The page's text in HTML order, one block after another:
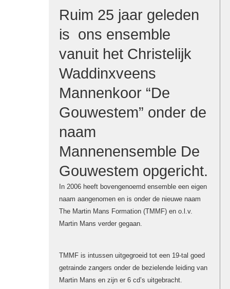
Ruim 25 jaar geleden
is ons ensemble
vanuit het Christelijk
Waddinxveens
Mannenkoor “De
Gouwestem” onder de
naam
Mannenensemble De
Gouwestem opgericht.
In 2006 heeft bovengenoemd ensemble een eigen
naam aangenomen en is onder de nieuwe naam
The Martin Mans Formation (TMMF) en o.l.v.
Martin Mans verder gegaan.
TMMF is intussen uitgegroeid tot een 19-tal goed
getrainde zangers onder de bezielende leiding van
Martin Mans en zijn er 6 cd’s uitgebracht.